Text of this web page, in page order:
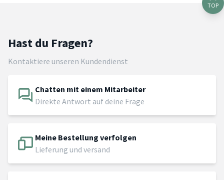
TOP
Hast du Fragen?
Kontaktiere unseren Kundendienst
Chatten mit einem Mitarbeiter
Direkte Antwort auf deine Frage
Meine Bestellung verfolgen
Lieferung und versand